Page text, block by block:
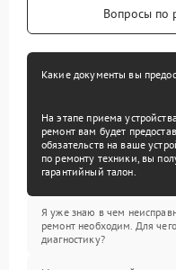
Вопросы по
Какие документы вы
На этапе приема
ремонт вам будет
обязательств на ваше
по ремонту техники, вы
гарантийный талон.
Я уже знаю в чем
ремонт необходим. Для
диагностику?